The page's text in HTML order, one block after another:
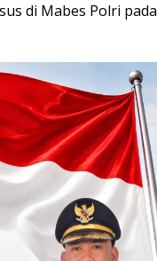
di Mabes Polri pada